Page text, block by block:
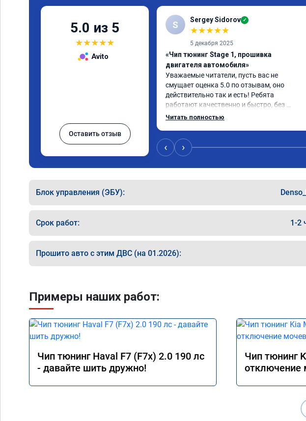
5.0 из 5
★★★★★
Avito
Оставить отзыв
S Sergey Sidorov ✓
★★★★★
5 декабря 2025
«Чип тюнинг Stage 1, прошивка
двигателя автомобиля»
Уважаемые читатели, пусть вас не
смущает оценка 5.0 по отзывам, оно
действительно так и есть! Ребята
работают качественно и быстро, без
какой либо суеты. Знают своё дело от и
"после" отличие колоссальное! Большое
спасибо! Успехов вам и вашей команде!
Читать полностью
‹ ›
Блок управления (ЭБУ):
Срок работ: 1-2
Прошито авто с этим ДВС (на 01.2026):
Примеры наших работ:
Чип тюнинг Haval F7 (F7x) 2.0 190 лс
- давайте шить дружно!
Чип тюнинг
отключение